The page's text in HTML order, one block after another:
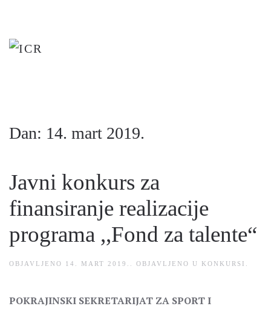
to
Dan: 14. mart 2019.
Javni konkurs za
finansiranje realizacije
programa ,,Fond za talente“
OBJAVLJENO 14. MART 2019. . OBJAVLJENO U KONKURSI
POKRAJINSKI SEKRETARIJAT ZA SPORT I